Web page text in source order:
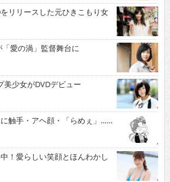
リリースした元ひきこもり女
愛の渦」監督舞台に
少女がDVDデビュー
触手・アヘ顔・「らめぇ」……
！愛らしい笑顔とほんわかし